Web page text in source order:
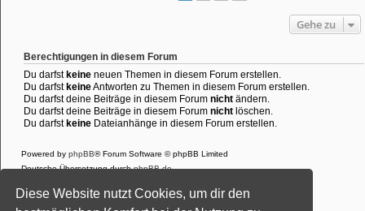
Diese Website nutzt Cookies, um dir den
Gehe zu
Berechtigungen in diesem Forum
Du darfst keine neuen Themen in diesem Forum erstellen.
Du darfst keineAntworten zu Themen in diesem Forum erstellen.
Du darfst deine Beiträge in diesem Forum nicht ändern.
Du darfst deine Beiträge in diesem Forum nicht löschen.
Du darfst keine Dateianhänge in diesem Forum erstellen.
Powered by phpBB® Forum Software © phpBB Limited
Deutsche Übersetzung durchphpBB.de
Datenschutz |Nutzungsbedingungen